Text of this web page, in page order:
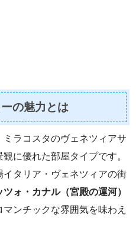
の魅力とは
ラコスタのヴェネツィアサ
に優れた部屋タイプです。
タリア・ヴェネツィアの街
ツォ・カナル（宮殿の運河）
ンチックな雰囲気を味わえ